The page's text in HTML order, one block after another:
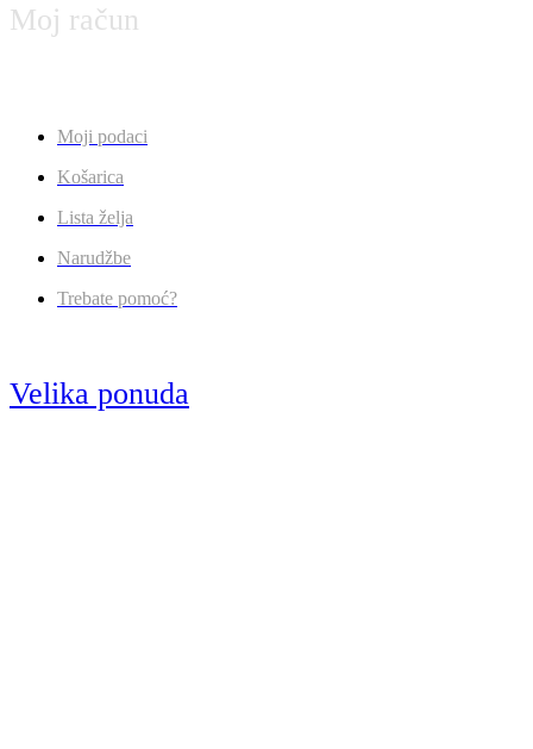
Moj račun
Moji podaci
Košarica
Lista želja
Narudžbe
Trebate pomoć?
Velika ponuda